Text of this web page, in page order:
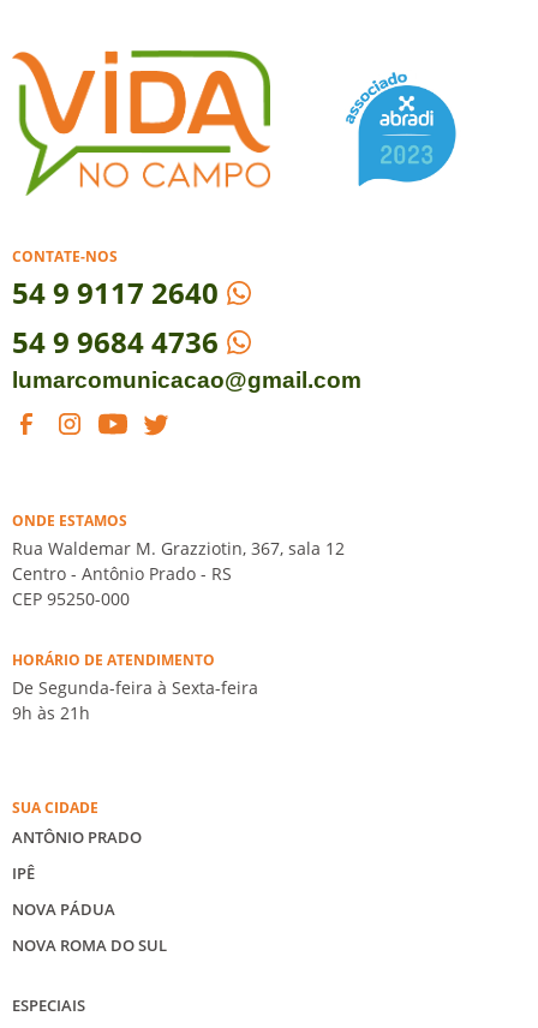
CONTATE-NOS
549 9117 2640
54 9 9684 4736
lumarcomunicacao@gmail.com
ONDE ESTAMOS
Rua Waldemar M. Grazziotin, 367, sala 12
Centro - Antônio Prado - RS
CEP 95250-000
HORÁRIO DE ATENDIMENTO
De Segunda-feira à Sexta-feira
9h às 21h
SUA CIDADE
ANTÔNIO PRADO
IPÊ
NOVA PÁDUA
NOVA ROMA DO SUL
ESPECIAIS